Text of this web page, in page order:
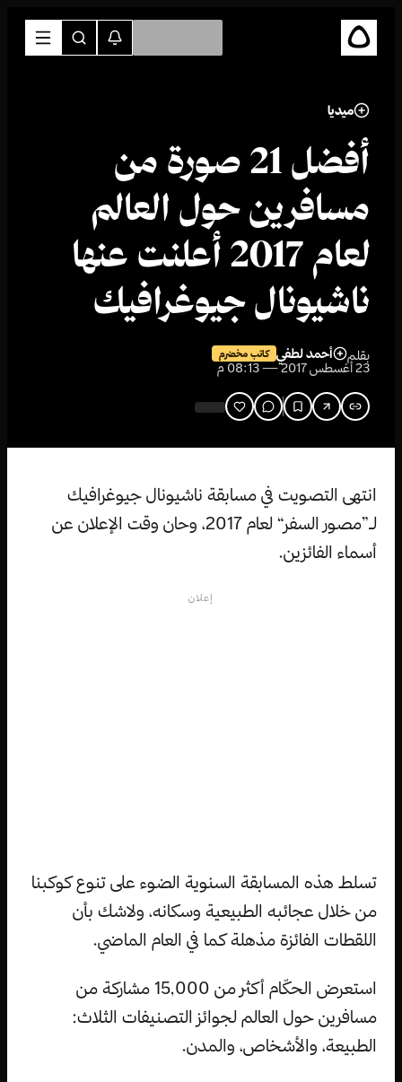
ميديا
أفضل 21 صورة من
مسافرين حول العالم
لعام 2017 أعلنت عنها
ناشيونال جيوغرافيك
بقلم أحمد لطفي كاتب مخضرم
23 أغسطس 2017 — 08:13 م
انتهى التصويت في مسابقة ناشيونال جيوغرافيك
لـ”مصور السفر“ لعام 2017، وحان وقت الإعلان عن
أسماء الفائزين.
إعلان
تسلط هذه المسابقة السنوية الضوء على تنوع كوكبنا
من خلال عجائبه الطبيعية وسكانه، ولاشك بأن
اللقطات الفائزة مذهلة كما في العام الماضي.
استعرض الحكّام أكثر من 15,000 مشاركة من
مسافرين حول العالم لجوائز التصنيفات الثلاث:
الطبيعة، والأشخاص، والمدن.